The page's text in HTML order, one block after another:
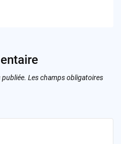
publiée. Les champs obligatoires